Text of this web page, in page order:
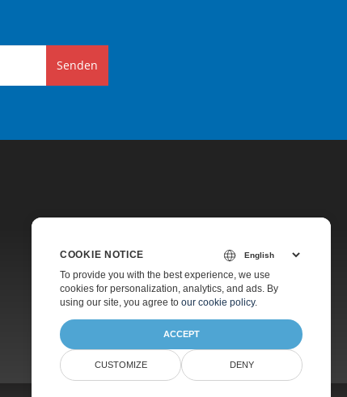
Senden
Preise
Kostenlose Beratung
Über
COOKIE NOTICE
To provide you with the best experience, we use
cookies for personalization, analytics, and ads. By
using our site, you agree to our cookie policy.
ACCEPT
CUSTOMIZE DENY